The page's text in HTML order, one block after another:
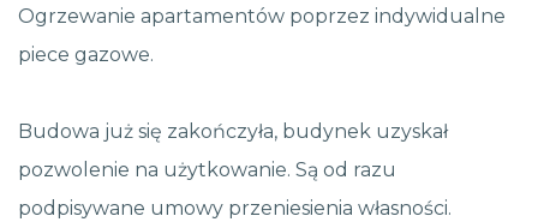
Ogrzewanie apartamentów poprzez indywidualne
piece gazowe.
Budowa już się zakończyła, budynek uzyskał
pozwolenie na użytkowanie. Są od razu
podpisywane umowy przeniesienia własności.